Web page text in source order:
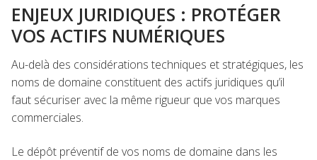
ENJEUX JURIDIQUES : PROTÉGER
VOS ACTIFS NUMÉRIQUES
Au-delà des considérations techniques et stratégiques, les
noms de domaine constituent des actifs juridiques qu’il
faut sécuriser avec la même rigueur que vos marques
commerciales.
Le dépôt préventif de vos noms de domaine dans les